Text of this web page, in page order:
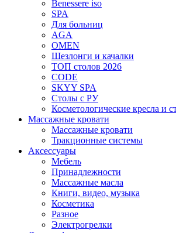
Benessere iso
SPA
Для больниц
AGA
OMEN
Шезлонги и качалки
ТОП столов 2026
CODE
SKYY SPA
Столы с РУ
Косметологические кресла и
Массажные кровати
Массажные кровати
Тракционные системы
Аксессуары
Мебель
Принадлежности
Массажные масла
Книги, видео, музыка
Косметика
Разное
Электрогрелки